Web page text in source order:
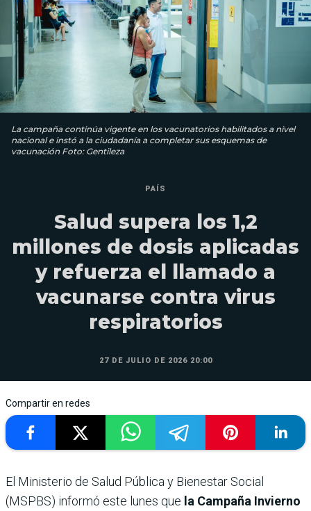
La campaña continúa vigente en los vacunatorios habilitados a nivel
nacional e instó a la ciudadanía a completar sus esquemas de
vacunación Foto: Gentileza
PAÍS
Salud supera los 1,2
millones de dosis aplicadas
y refuerza el llamado a
vacunarse contra virus
respiratorios
27 DE JULIO DE 2026 20:00
Compartir en redes
El Ministerio de Salud Pública y Bienestar Social
(MSPBS) informó este lunes que la Campaña Invierno